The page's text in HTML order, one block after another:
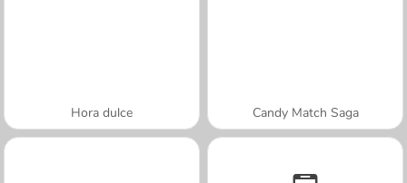
Hora dulce Candy Match Saga